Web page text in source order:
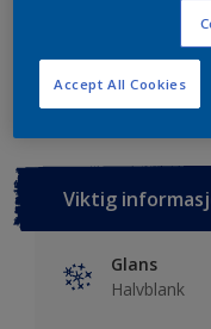
Lagre i dine
Viktig
Glans
Halvblank
Accept All Cookies